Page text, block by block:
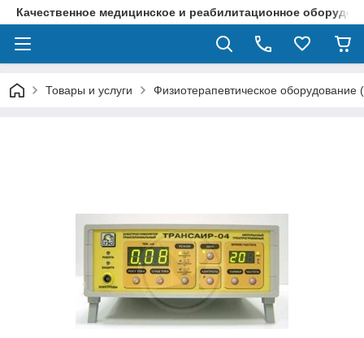
Качественное медицинское и реабилитационное
Товары и услуги Физиотерапевтическое